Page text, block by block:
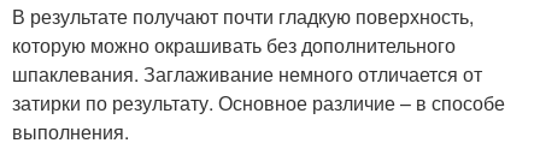
В результате получают почти гладкую поверхность,
которую можно окрашивать без дополнительного
шпаклевания. Заглаживание немного отличается от
затирки по результату. Основное различие – в способе
выполнения.